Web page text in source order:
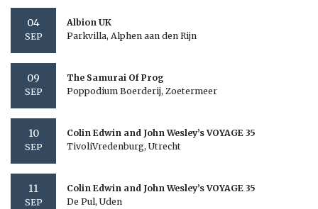
04
SEP
Albion UK
Parkvilla, Alphen aan den Rijn
09
SEP
The Samurai Of Prog
Poppodium Boerderij, Zoetermeer
10
SEP
Colin Edwin and John Wesley’s VOYAGE 35
TivoliVredenburg, Utrecht
11
SEP
Colin Edwin and John Wesley’s VOYAGE 35
De Pul, Uden